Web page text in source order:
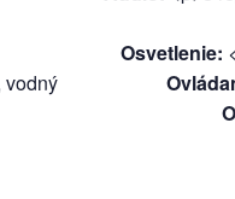
vodný
Osvetlenie: